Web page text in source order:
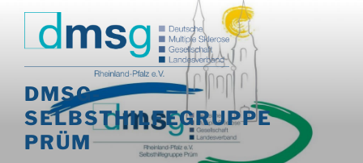
Zum
springen
DMSG-
SELBSTHILFEGRUPPE
PRÜM